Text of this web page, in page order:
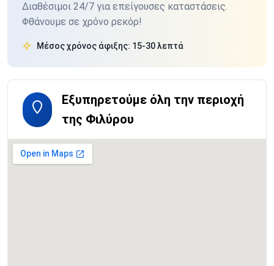
Διαθέσιμοι 24/7 για επείγουσες καταστάσεις.
Φθάνουμε σε χρόνο ρεκόρ!
Μέσος χρόνος άφιξης: 15-30 λεπτά
Εξυπηρετούμε όλη την περιοχή
της Φιλύρου